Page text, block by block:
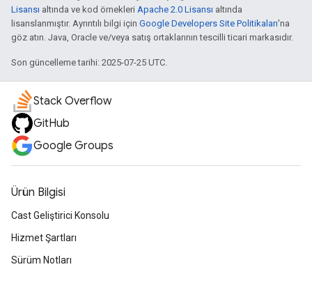
Lisansı altında ve kod örnekleri Apache 2.0 Lisansı altında
lisanslanmıştır. Ayrıntılı bilgi için Google Developers Site Politikaları'na
göz atın. Java, Oracle ve/veya satış ortaklarının tescilli ticari markasıdır.
Son güncelleme tarihi: 2025-07-25 UTC.
Stack Overflow
GitHub
Google Groups
Ürün Bilgisi
Cast Geliştirici Konsolu
Hizmet Şartları
Sürüm Notları